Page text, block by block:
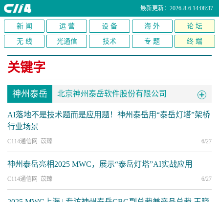
最新更新：2026-8-6 14:08:37
新 闻 运 营 设 备 海 外 论 坛
无 线 光通信 技术 专 题 终 端
关键字
神州泰岳 北京神州泰岳软件股份有限公司
AI落地不是技术题而是应用题！神州泰岳用“泰岳灯塔”架桥
行业场景
C114通信网 苡臻 6/27
神州泰岳亮相2025 MWC，展示“泰岳灯塔”AI实战应用
C114通信网 苡臻 6/27